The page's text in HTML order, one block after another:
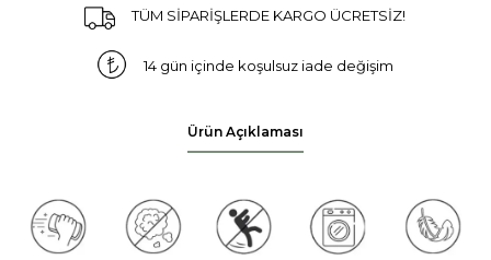
TÜM SİPARİŞLERDE KARGO ÜCRETSİZ!
14 gün içinde koşulsuz iade değişim
Ürün Açıklaması